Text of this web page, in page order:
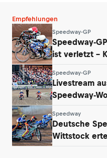
Empfehlungen
Speedway-GP
Speedway-
ist verletzt –
Speedway-GP
Livestream
Speedway-
Speedway
Deutsche
Wittstock